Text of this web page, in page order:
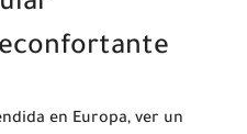
en Europa, ver un